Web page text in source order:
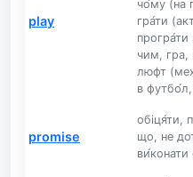
play
чо́му (на
гра́ти
чим, гра,
люфт
в футбо́л,
promise
обіця́ти,
що, не
ви́конати